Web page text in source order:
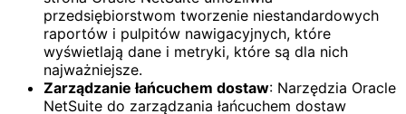
przedsiębiorstwom tworzenie niestandardowych
raportów i pulpitów nawigacyjnych, które
wyświetlają dane i metryki, które są dla nich
najważniejsze.
Zarządzanie łańcuchem dostaw: Narzędzia Oracle
NetSuite do zarządzania łańcuchem dostaw